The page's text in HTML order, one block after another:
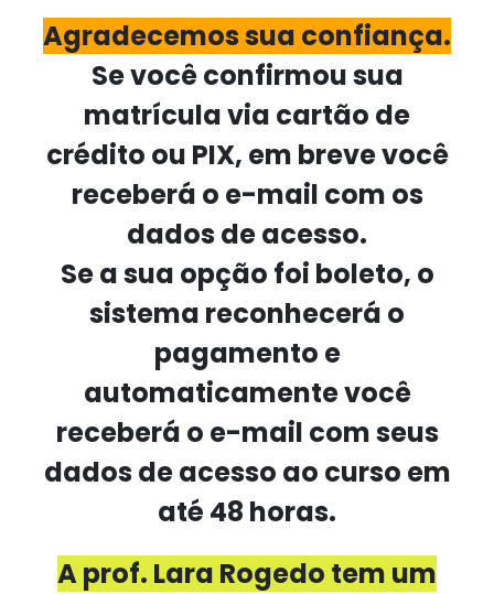
Agradecemos sua confiança.
Se você confirmou sua
matrícula via cartão de
crédito ou PIX, em breve você
receberá o e-mail com os
dados de acesso.
Se a sua opção foi boleto, o
sistema reconhecerá o
pagamento e
automaticamente você
receberá o e-mail com seus
dados de acesso ao curso em
até 48 horas.
A prof. Lara Rogedo tem um